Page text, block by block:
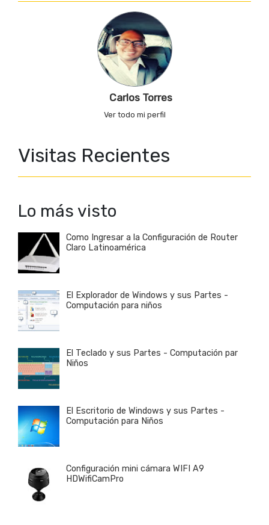
Carlos Torres
Ver todo mi perfil
Visitas Recientes
Lo más visto
Como Ingresar a la Configuración de Router
Claro Latinoamérica
El Explorador de Windows y sus Partes -
Computación para niños
El Teclado y sus Partes - Computación par
Niños
El Escritorio de Windows y sus Partes -
Computación para Niños
Configuración mini cámara WIFI A9
HDWifiCamPro